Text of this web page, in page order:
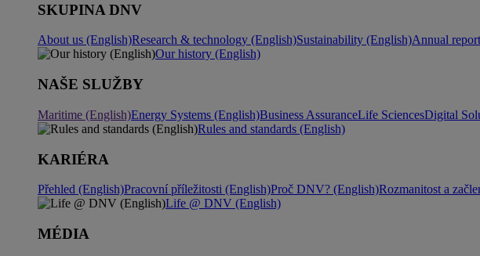
SKUPINA DNV
About us (English)Research & technology (English)Sustainability (English)Annual
Our history (English)
NAŠE SLUŽBY
Maritime (English)Energy Systems (English)Business AssuranceLife SciencesDigital
Rules and standards (English)
KARIÉRA
Přehled (English)Pracovní příležitosti (English)Proč DNV? (English)Rozmanitost a
Life @ DNV (English)
MÉDIA